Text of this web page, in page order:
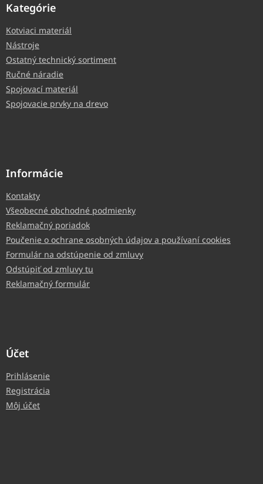
Kategórie
Kotviaci materiál
Nástroje
Ostatný technický sortiment
Ručné náradie
Spojovací materiál
Spojovacie prvky na drevo
Informácie
Kontakty
Všeobecné obchodné podmienky
Reklamačný poriadok
Poučenie o ochrane osobných údajov a používaní cookies
Formulár na odstúpenie od zmluvy
Odstúpiť od zmluvy tu
Reklamačný formulár
Účet
Prihlásenie
Registrácia
Môj účet